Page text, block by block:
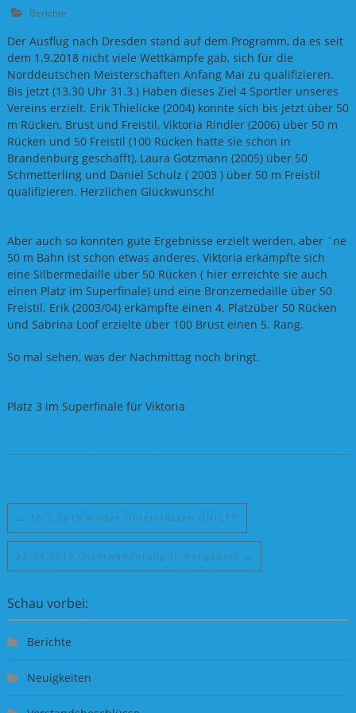
Berichte
Der Ausflug nach Dresden stand auf dem Programm, da es seit
dem 1.9.2018 nicht viele Wettkämpfe gab, sich für die
Norddeutschen Meisterschaften Anfang Mai zu qualifizieren.
Bis jetzt (13.30 Uhr 31.3.) Haben dieses Ziel 4 Sportler unseres
Vereins erzielt. Erik Thielicke (2004) konnte sich bis jetzt über 50
m Rücken, Brust und Freistil, Viktoria Rindler (2006) über 50 m
Rücken und 50 Freistil (100 Rücken hatte sie schon in
Brandenburg geschafft), Laura Gotzmann (2005) über 50
Schmetterling und Daniel Schulz ( 2003 ) über 50 m Freistil
qualifizieren. Herzlichen Glückwunsch!
Aber auch so konnten gute Ergebnisse erzielt werden, aber `ne
50 m Bahn ist schon etwas anderes. Viktoria erkämpfte sich
eine Silbermedaille über 50 Rücken ( hier erreichte sie auch
einen Platz im Superfinale) und eine Bronzemedaille über 50
Freistil. Erik (2003/04) erkämpfte einen 4. Platzüber 50 Rücken
und Sabrina Loof erzielte über 100 Brust einen 5. Rang.
So mal sehen, was der Nachmittag noch bringt.
Platz 3 im Superfinale für Viktoria
← 16.2.2019 Kinder Unterstützen UNICEF
22.04.2019 Osterwanderung In Rangsdorf →
Schau vorbei:
Berichte
Neuigkeiten